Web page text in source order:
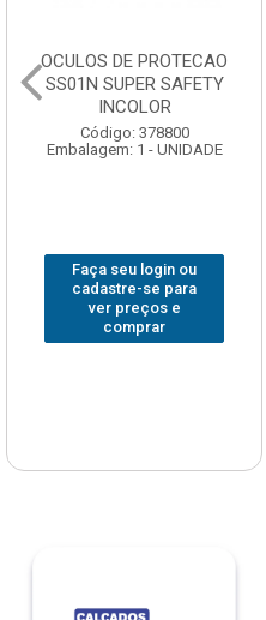
OCULOS DE PROTECAO
SS01N SUPER SAFETY
INCOLOR
Código: 378800
Embalagem: 1 - UNIDADE
Faça seu login ou
cadastre-se para
ver preços e
comprar